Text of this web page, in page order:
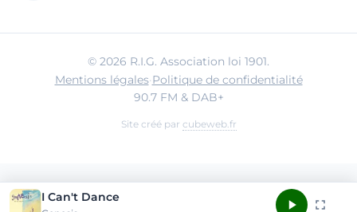
© 2026 R.I.G. Association loi 1901.
Mentions légales·Politique de confidentialité
90.7 FM & DAB+
Site créé par cubeweb.fr
I Can't Dance